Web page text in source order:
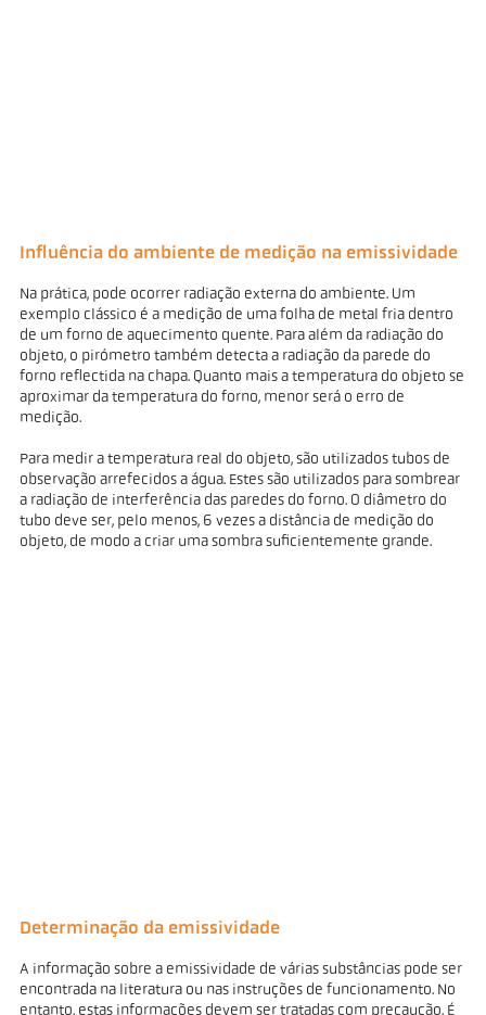
Influência do ambiente de medição na emissividade
Na prática, pode ocorrer radiação externa do ambiente. Um
exemplo clássico é a medição de uma folha de metal fria dentro
de um forno de aquecimento quente. Para além da radiação do
objeto, o pirómetro também detecta a radiação da parede do
forno reflectida na chapa. Quanto mais a temperatura do objeto se
aproximar da temperatura do forno, menor será o erro de
medição.
Para medir a temperatura real do objeto, são utilizados tubos de
observação arrefecidos a água. Estes são utilizados para sombrear
a radiação de interferência das paredes do forno. O diâmetro do
tubo deve ser, pelo menos, 6 vezes a distância de medição do
objeto, de modo a criar uma sombra suficientemente grande.
Determinação da emissividade
A informação sobre a emissividade de várias substâncias pode ser
encontrada na literatura ou nas instruções de funcionamento. No
entanto, estas informações devem ser tratadas com precaução. É